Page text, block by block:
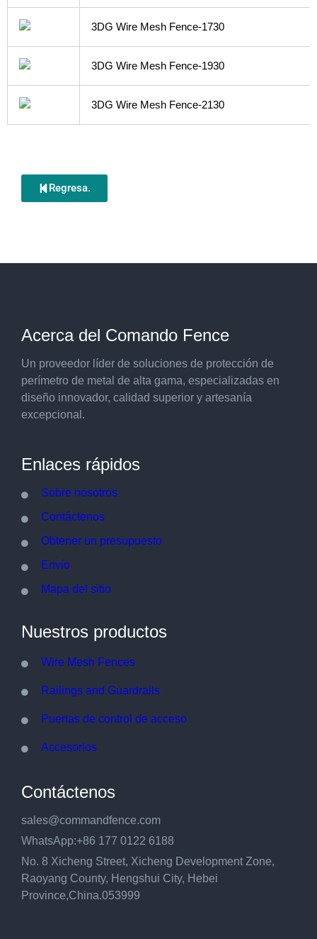
3DG Wire Mesh Fence-1730
3DG Wire Mesh Fence-1930
3DG Wire Mesh Fence-2130
Regresa.
Acerca del Comando Fence
Un proveedor líder de soluciones de protección de
perímetro de metal de alta gama, especializadas en
diseño innovador, calidad superior y artesanía
excepcional.
Enlaces rápidos
Sobre nosotros
Contáctenos
Obtener un presupuesto
Envío
Mapa del sitio
Nuestros productos
Wire Mesh Fences
Railings and Guardrails
Puertas de control de acceso
Accesorios
Contáctenos
sales@commandfence.com
WhatsApp:+86 177 0122 6188
No. 8 Xicheng Street, Xicheng Development Zone,
Raoyang County, Hengshui City, Hebei
Province,China.053999